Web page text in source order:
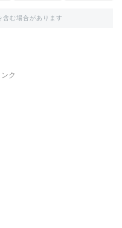
含む場合があります
ク